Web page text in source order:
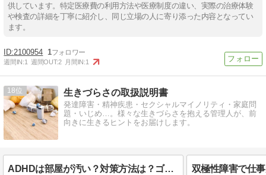
供しています。特定医療費の利用方法や医療制度の違い、実際の治療体験
や検査の詳細を丁寧に紹介し、同じ立場の人に寄り添った内容となってい
ます。
2100954 1
週間IN:1 週間OUT:2 月間IN:1
18 生きづらさの取扱説明書
発達障害・精神疾患・セクシャルマイノリティ・家庭問
題・いじめ…。様々な生きづらさを抱える管理人が、前
向きに生きるヒントをお届けします。
ADHDは部屋が汚い？対策方法は？ゴミ屋敷だった私が気を付けていること